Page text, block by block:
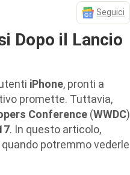
Seguici
Dopo il Lancio
iPhone, pronti a
promette. Tuttavia,
Conference (WWDC)
. In questo articolo,
potremmo vederle